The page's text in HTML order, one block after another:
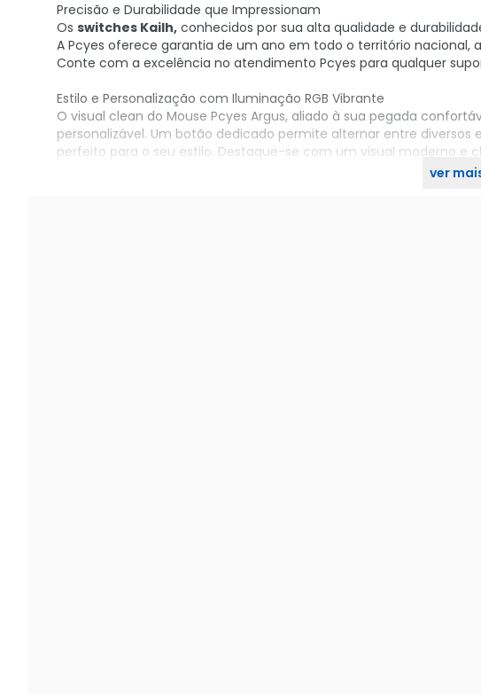
Precisão e Durabilidade que Impressionam
Os switches Kailh, conhecidos por sua alta qualidade e
A Pcyes oferece garantia de um ano em todo o território nacional,
Conte com a excelência no atendimento Pcyes para qualquer
Estilo e Personalização com Iluminação RGB Vibrante
O visual clean do Mouse Pcyes Argus, aliado à sua pegada
personalizável. Um botão dedicado permite alternar entre
perfeito para o seu estilo. Destaque-se com um visual moderno e
ver